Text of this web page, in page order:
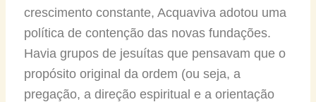
crescimento constante, Acquaviva adotou uma
política de contenção das novas fundações.
Havia grupos de jesuítas que pensavam que o
propósito original da ordem (ou seja, a
pregação, a direção espiritual e a orientação